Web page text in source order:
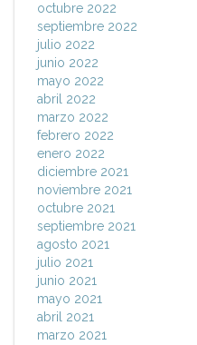
octubre 2022
septiembre 2022
julio 2022
junio 2022
mayo 2022
abril 2022
marzo 2022
febrero 2022
enero 2022
diciembre 2021
noviembre 2021
octubre 2021
septiembre 2021
agosto 2021
julio 2021
junio 2021
mayo 2021
abril 2021
marzo 2021